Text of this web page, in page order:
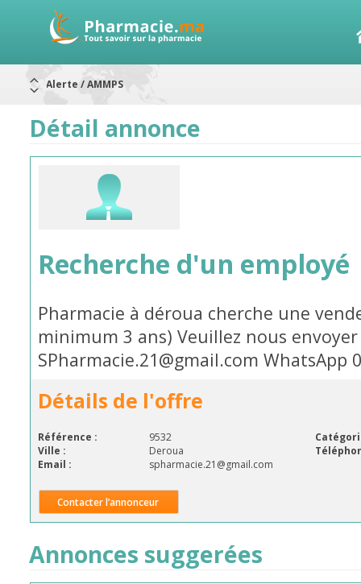
Aureomycine ophtalmique : Rappel de lots
Nouveau : Déclaration d'effets indésirables
ARRÊT DE COMMERCIALISATION
RAPPELS DE LOTS
Rappel de lots : préparations lactées
Détail annonce
Recherche d'un employé
Pharmacie à déroua cherche une
minimum 3 ans) Veuillez nous
SPharmacie.21@gmail.com WhatsApp
Détails de l'offre
Référence : 9532
Ville :
Deroua
Email :
spharmacie.21@gmail.com
Contacter l’annonceur
Annonces suggerées